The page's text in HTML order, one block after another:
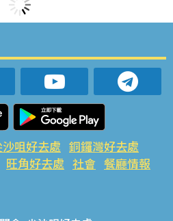
沙咀好去處 銅鑼灣好去處
旺角好去處 社會 餐廳情報